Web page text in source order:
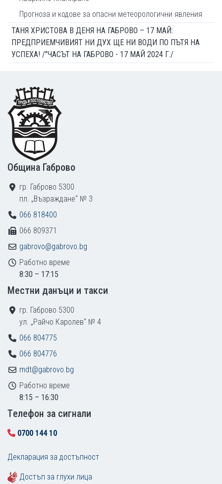
Прогноза и кодове за опасни метеорологични явления
ТАНЯ ХРИСТОВА В ДЕНЯ НА ГАБРОВО – 17 МАЙ:
ПРЕДПРИЕМЧИВИЯТ НИ ДУХ ЩЕ НИ ВОДИ ПО ПЪТЯ НА
УСПЕХА! /"ЧАСЪТ НА ГАБРОВО - 17 МАЙ 2024 Г./
Footer
Община Габрово
гр. Габрово 5300
пл. „Възраждане“ № 3
066 818400
066 809371
gabrovo@gabrovo.bg
Работно време
8:30 – 17:15
Местни данъци и такси
гр. Габрово 5300
ул. „Райчо Каролев“ № 4
066 804775
066 804776
mdt@gabrovo.bg
Работно време
8:15 – 16:30
Tелефон за сигнали
0700 144 10
Декларация за достъпност
Достъп за глухи лица